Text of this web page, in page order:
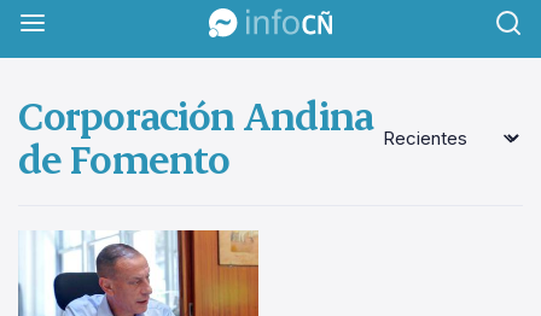
Corporación Andina
de Fomento